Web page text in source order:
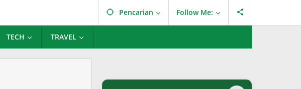
Pencarian Follow Me:
TECH TRAVEL